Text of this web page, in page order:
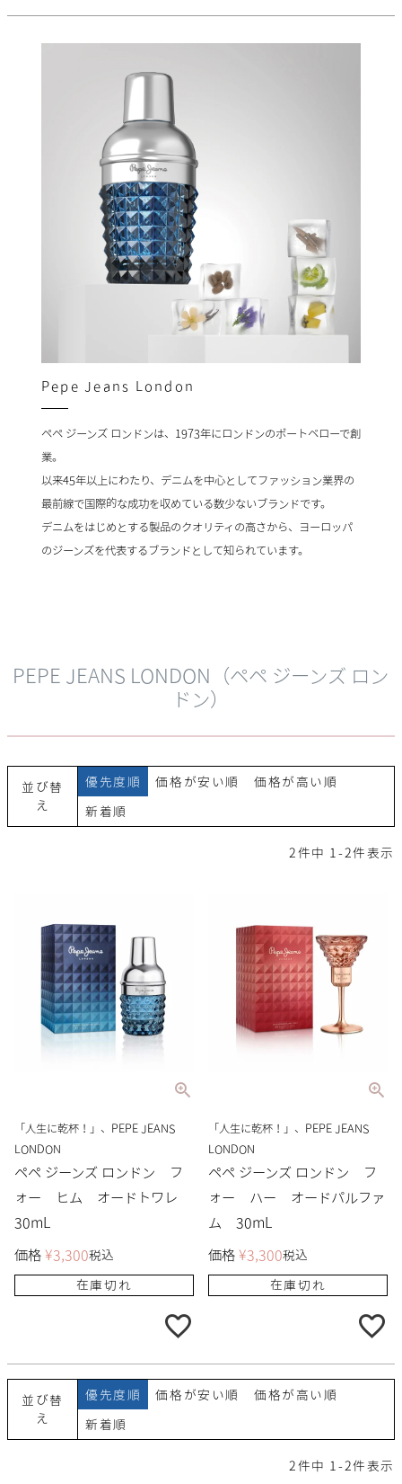
Pepe Jeans London
ペペ ジーンズ ロンドンは、1973年にロンドンのポートベローで創
業。
以来45年以上にわたり、デニムを中心としてファッション業界の
最前線で国際的な成功を収めている数少ないブランドです。
デニムをはじめとする製品のクオリティの高さから、ヨーロッパ
のジーンズを代表するブランドとして知られています。
PEPE JEANS LONDON（ペペ ジーンズ ロン
ドン）
並び替
え
優先度順 価格が安い順 価格が高い順
新着順
2 件中 1 -2件表示
「人生に乾杯！」、PEPE JEANS
LONDON
ペペ ジーンズ ロンドン フ
ォー ヒム オードトワレ
30mL
価格 ¥3,300税込
在庫切れ
「人生に乾杯！」、PEPE JEANS
LONDON
ペペ ジーンズ ロンドン フ
ォー ハー オードパルファ
ム 30mL
価格 ¥3,300税込
在庫切れ
並び替
え
優先度順 価格が安い順 価格が高い順
新着順
2 件中 1 -2件表示